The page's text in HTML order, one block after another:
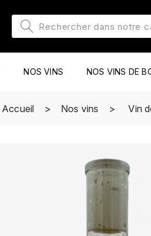
NOS VINS NOS VINS DE
Accueil Nos vins Vin